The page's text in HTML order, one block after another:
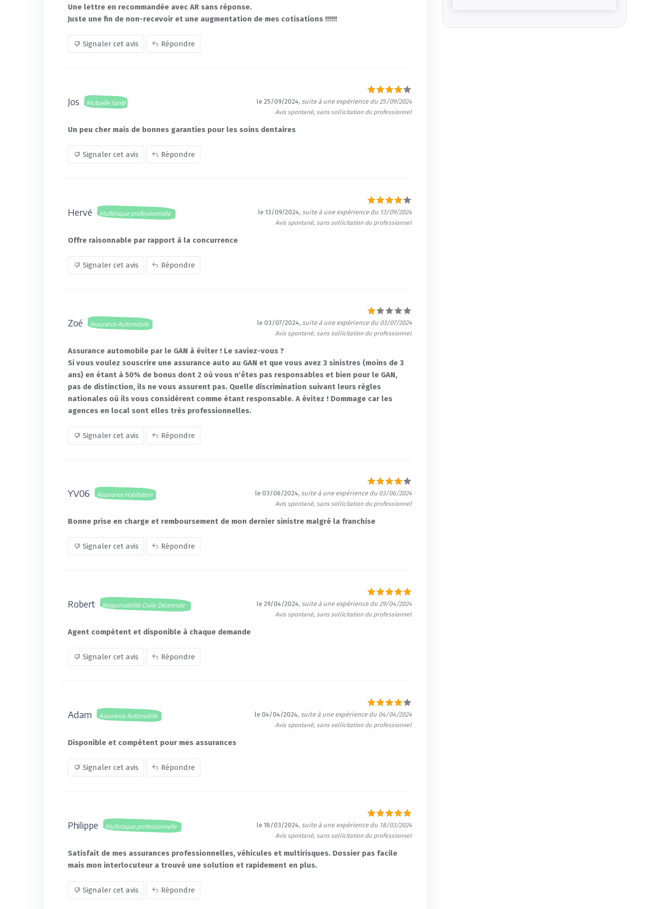
Une lettre en recommandée avec AR sans réponse.
Juste une fin de non-recevoir et une augmentation de mes cotisations !!!!!!
Signaler cet avis Répondre
Jos Mutuelle Santé le 25/09/2024, suite à une expérience du 25/09/2024
Avis spontané, sans sollicitation du professionnel
Un peu cher mais de bonnes garanties pour les soins dentaires
Signaler cet avis Répondre
Hervé Multirisque professionnelle le 13/09/2024, suite à une expérience du 13/09/2024
Avis spontané, sans sollicitation du professionnel
Offre raisonnable par rapport à la concurrence
Signaler cet avis Répondre
Zoé Assurance Automobile le 03/07/2024, suite à une expérience du 03/07/2024
Avis spontané, sans sollicitation du professionnel
Assurance automobile par le GAN à éviter ! Le saviez-vous ?
Si vous voulez souscrire une assurance auto au GAN et que vous avez 3 sinistres (moins de 3
ans) en étant à 50% de bonus dont 2 où vous n'êtes pas responsables et bien pour le GAN,
pas de distinction, ils ne vous assurent pas. Quelle discrimination suivant leurs règles
nationales où ils vous considèrent comme étant responsable. A évitez ! Dommage car les
agences en local sont elles très professionnelles.
Signaler cet avis Répondre
YV06 Assurance Habitation le 03/06/2024, suite à une expérience du 03/06/2024
Avis spontané, sans sollicitation du professionnel
Bonne prise en charge et remboursement de mon dernier sinistre malgré la franchise
Signaler cet avis Répondre
Robert Responsabilité Civile Décennale le 29/04/2024, suite à une expérience du 29/04/2024
Avis spontané, sans sollicitation du professionnel
Agent compétent et disponible à chaque demande
Signaler cet avis Répondre
Adam Assurance Automobile le 04/04/2024, suite à une expérience du 04/04/2024
Avis spontané, sans sollicitation du professionnel
Disponible et compétent pour mes assurances
Signaler cet avis Répondre
Philippe Multirisque professionnelle le 18/03/2024, suite à une expérience du 18/03/2024
Avis spontané, sans sollicitation du professionnel
Satisfait de mes assurances professionnelles, véhicules et multirisques. Dossier pas facile
mais mon interlocuteur a trouvé une solution et rapidement en plus.
Signaler cet avis Répondre